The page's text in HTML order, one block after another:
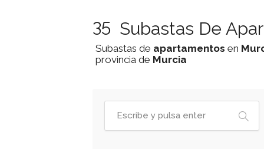
35 Subastas De
Subastas de apartamentos en
provincia de Murcia